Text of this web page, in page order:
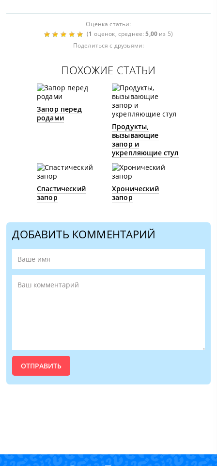
Оценка статьи:
(1 оценок, среднее:5,00 из 5)
Поделиться с друзьями:
ПОХОЖИЕ СТАТЬИ
Запор перед
родами
Продукты,
вызывающие
запор и
укрепляющие стул
Спастический
запор
Хронический
запор
ДОБАВИТЬ КОММЕНТАРИЙ